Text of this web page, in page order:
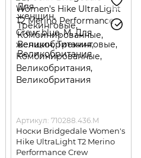
Артикул: 710288.436.M
Носки Bridgedale Women's
Hike UltraLight T2 Merino
Performance Crew